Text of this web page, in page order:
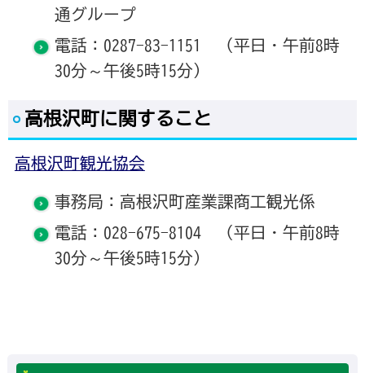
通グループ
電話：0287-83-1151 （平日・午前8時
30分～午後5時15分）
高根沢町に関すること
高根沢町観光協会
事務局：高根沢町産業課商工観光係
電話：028-675-8104 （平日・午前8時
30分～午後5時15分）